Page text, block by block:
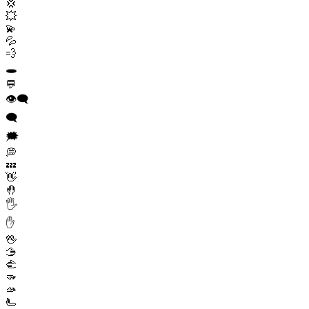
💢
💥
💫
💦
💨
🕳️
💬
👁️‍🗨️
🗨️
🗯️
💭
💤
👋
🤚
🖐️
✋
🖖
🫱
🫲
🫳
🫴
🫷